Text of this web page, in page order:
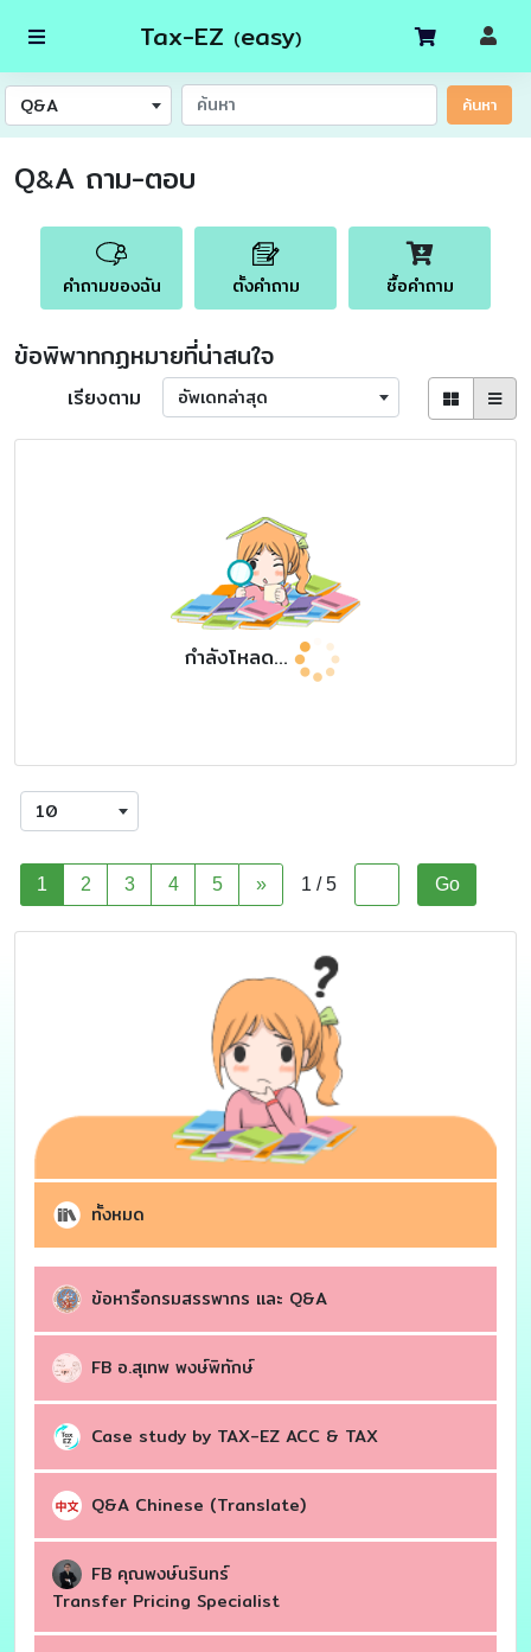
Tax-EZ (easy)
Q&A ค้นหา
Q&A ถาม-ตอบ
คำถามของฉัน ตั้งคำถาม ซื้อคำถาม
ทั้งหมด
ข้อหารือกรมสรรพากร เเละ Q&A
FB อ.สุเทพ พงษ์พิทักษ์
Case study by TAX-EZ ACC & TAX
Q&A Chinese (Translate)
FB คุณพงษ์นรินทร์
Transfer Pricing Specialist
ข้อพิพาทกฏหมายที่น่าสนใจ
เรียงตาม อัพเดทล่าสุด
กำลังโหลด...
10
1 2 3 4 5 » 1 / 5